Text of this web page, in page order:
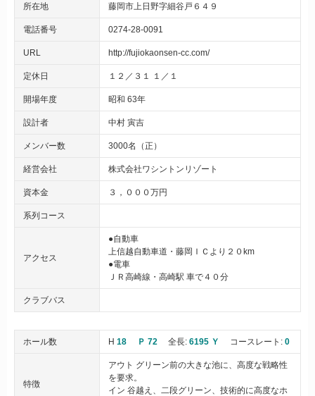
所在地 藤岡市上日野字細谷戸６４９
電話番号 0274-28-0091
URL http://fujiokaonsen-cc.com/
定休日 １２／３１ １／１
開場年度 昭和 63年
設計者 中村 寅吉
メンバー数 3000名（正）
経営会社 株式会社ワシントンリゾート
資本金 ３，０００万円
系列コース
アクセス
●自動車
上信越自動車道・藤岡ＩＣより２０km
●電車
ＪＲ高崎線・高崎駅 車で４０分
クラブバス
ホール数 H 18 Ｐ 72 全長: 6195 Ｙ コースレート: 0
特徴
アウト グリーン前の大きな池に、高度な戦略性
を要求。
イン 谷越え、二段グリーン、技術的に高度なホ